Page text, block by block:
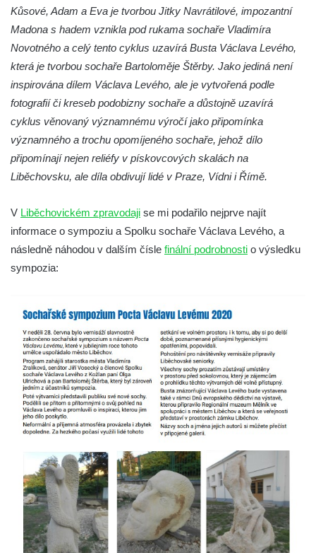
Socha Krista klesajícího pod křížem u
kostela svatého Mikuláše v Českých
Budějovicích
Socha svatého Jana Nepomuckého u
kostela svaté Rodiny v Českých
Budějovicích
Socha Tornádo v parku na Senovážném
Sousoší Humanoidi na Lannově třídě v
Českých Budějovicích
Pomník Vojtěcha Adalberta Lanny v parku
Na Sadech v Českých Budějovicích
Sadech v Českých Budějovicích
Socha Mateřství v parku Na Sadech v
Českých Budějovicích
Památník Otokara Mokrého v parku Na
Sadech v Českých Budějovicích
Poslední dochovaný tramvajový sloup na
Pražské třídě v Českých Budějovicích
Socha Civilizovaní na Husově třídě v
Českých Budějovicích
Socha svatého Jana Nepomuckého Na
Sadech u Mlýnské stoky v Českých
Budějovicích
Kůsové, Adam a Eva je tvorbou Jitky Navrátilové, impozantní
Madona s hadem vznikla pod rukama sochaře Vladimíra
Novotného a celý tento cyklus uzavírá Busta Václava Levého,
která je tvorbou sochaře Bartoloměje Štěrby. Jako jediná není
inspirována dílem Václava Levého, ale je vytvořená podle
fotografií či kreseb podobizny sochaře a důstojně uzavírá
cyklus věnovaný významnému výročí jako připomínka
významného a trochu opomíjeného sochaře, jehož dílo
připomínají nejen reliéfy v pískovcových skalách na
Liběchovsku, ale díla obdivují lidé v Praze, Vídni i Římě.
V Liběchovickém zpravodaji se mi podařilo nejprve najít
informace o sympoziu a Spolku sochaře Václava Levého, a
následně náhodou v dalším čísle finální podrobnosti o výsledku
sympozia: